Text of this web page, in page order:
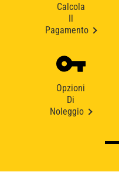
Calcola
Pagamento
Opzioni
Di
Noleggio